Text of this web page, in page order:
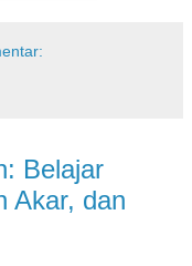
Belajar
Akar, dan